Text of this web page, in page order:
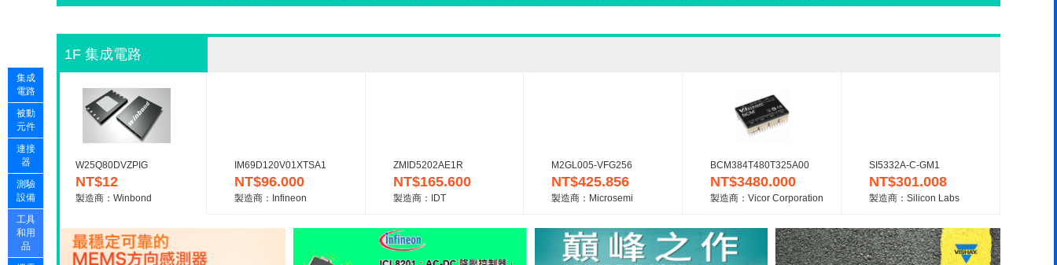
1F 集成電路
W25Q80DVZPIG
NT$12
製造商：Winbond
IM69D120V01XTSA1
NT$96.000
製造商：Infineon
ZMID5202AE1R
NT$165.600
製造商：IDT
M2GL005-VFG256
NT$425.856
製造商：Microsemi
BCM384T480T325A00
NT$3480.000
製造商：Vicor Corporation
SI5332A-C-GM1
NT$301.008
製造商：Silicon Labs
集成
電路
被動
元件
連接
器
測驗
設備
工具
和用
品